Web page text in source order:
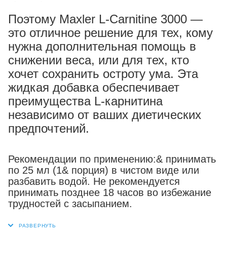
Поэтому Maxler L-Carnitine 3000 —
это отличное решение для тех, кому
нужна дополнительная помощь в
снижении веса, или для тех, кто
хочет сохранить остроту ума. Эта
жидкая добавка обеспечивает
преимущества L-карнитина
независимо от ваших диетических
предпочтений.
Рекомендации по применению:& принимать
по 25 мл (1& порция) в чистом виде или
разбавить водой. Не рекомендуется
принимать позднее 18 часов во избежание
трудностей с засыпанием.